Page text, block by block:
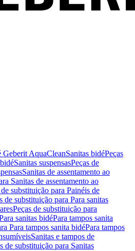
Geberit AquaCleanSanitas bidéPeças
Sanitas suspensasPeças de
Sanitas de assentamento ao
Sanitas de assentamento ao
de substituição para Painéis de
de substituição para Para sanitas
Peças de substituição para
sanitas bidéPara tampos sanita
Para tampos sanita bidéPara tampos
Sanitas e tampos de
de substituição para Sanitas